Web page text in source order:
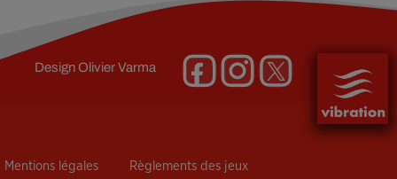
DesignOlivier Varma
Mentions légales Règlements des jeux